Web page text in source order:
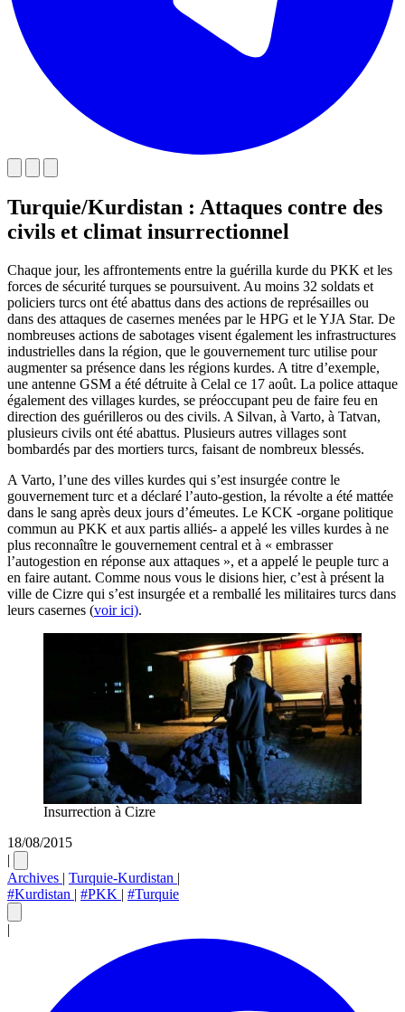
Turquie/Kurdistan : Attaques contre des
civils et climat insurrectionnel
Chaque jour, les affrontements entre la guérilla kurde du PKK et les
forces de sécurité turques se poursuivent. Au moins 32 soldats et
policiers turcs ont été abattus dans des actions de représailles ou
dans des attaques de casernes menées par le HPG et le YJA Star. De
nombreuses actions de sabotages visent également les infrastructures
industrielles dans la région, que le gouvernement turc utilise pour
augmenter sa présence dans les régions kurdes. A titre d’exemple,
une antenne GSM a été détruite à Celal ce 17 août. La police attaque
également des villages kurdes, se préoccupant peu de faire feu en
direction des guérilleros ou des civils. A Silvan, à Varto, à Tatvan,
plusieurs civils ont été abattus. Plusieurs autres villages sont
bombardés par des mortiers turcs, faisant de nombreux blessés.
A Varto, l’une des villes kurdes qui s’est insurgée contre le
gouvernement turc et a déclaré l’auto-gestion, la révolte a été mattée
dans le sang après deux jours d’émeutes. Le KCK -organe politique
commun au PKK et aux partis alliés- a appelé les villes kurdes à ne
plus reconnaître le gouvernement central et à « embrasser
l’autogestion en réponse aux attaques », et a appelé le peuple turc a
en faire autant. Comme nous vous le disions hier, c’est à présent la
ville de Cizre qui s’est insurgée et a remballé les militaires turcs dans
leurs casernes (voir ici).
Insurrection à Cizre
18/08/2015
|
Archives | Turquie-Kurdistan |
#Kurdistan | #PKK | #Turquie
|